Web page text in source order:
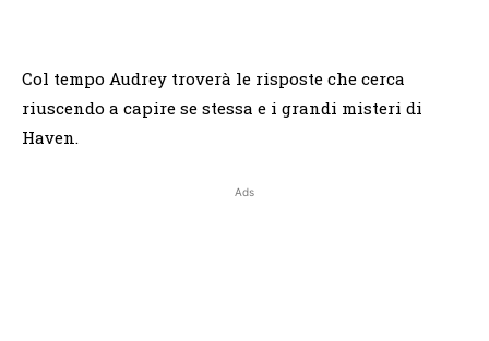
Col tempo Audrey troverà le risposte che cerca
riuscendo a capire se stessa e i grandi misteri di
Haven.
Ads